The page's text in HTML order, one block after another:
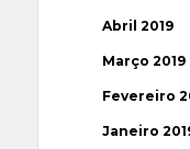
Abril 2019
Março 2019
Fevereiro
Janeiro